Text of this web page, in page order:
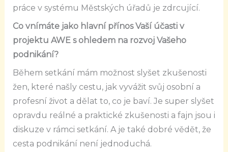
práce v systému Městských úřadů je zdrcující.
Co vnímáte jako hlavní přínos Vaší účasti v
projektu AWE s ohledem na rozvoj Vašeho
podnikání?
Během setkání mám možnost slyšet zkušenosti
žen, které našly cestu, jak vyvážit svůj osobní a
profesní život a dělat to, co je baví. Je super slyšet
opravdu reálné a praktické zkušenosti a fajn jsou i
diskuze v rámci setkání. A je také dobré vědět, že
cesta podnikání není jednoduchá.